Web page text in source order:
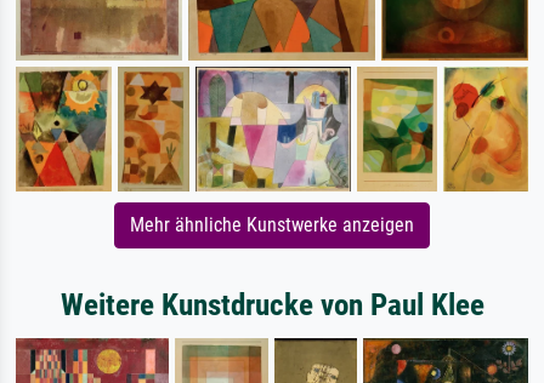
Mehr ähnliche Kunstwerke anzeigen
Weitere Kunstdrucke von Paul Klee